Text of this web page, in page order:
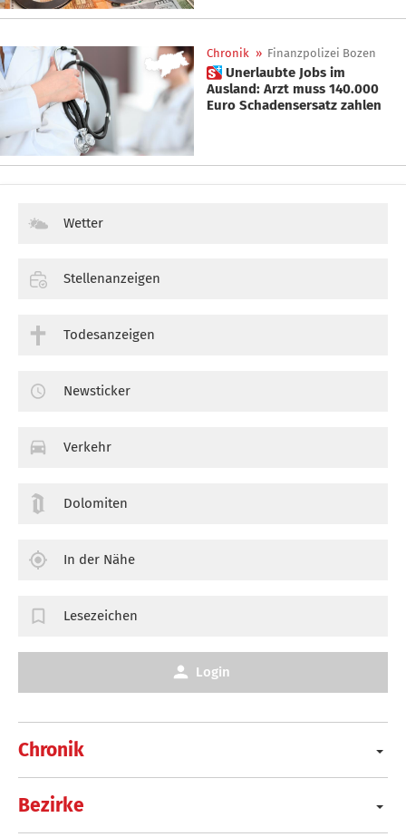
Chronik » Finanzpolizei Bozen
 Unerlaubte Jobs im
Ausland: Arzt muss 140.000
Euro Schadensersatz zahlen
Chronik
Bezirke
Wetter
Stellenanzeigen
Todesanzeigen
Newsticker
Verkehr
Dolomiten
In der Nähe
Lesezeichen
Login